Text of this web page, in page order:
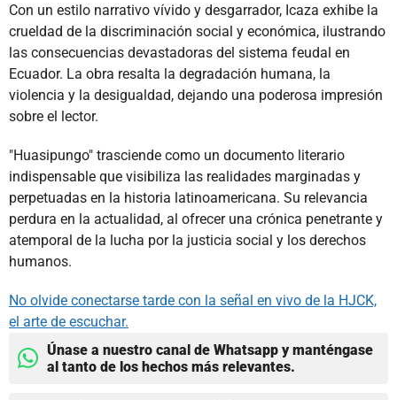
Con un estilo narrativo vívido y desgarrador, Icaza exhibe la
crueldad de la discriminación social y económica, ilustrando
las consecuencias devastadoras del sistema feudal en
Ecuador. La obra resalta la degradación humana, la
violencia y la desigualdad, dejando una poderosa impresión
sobre el lector.
"Huasipungo" trasciende como un documento literario
indispensable que visibiliza las realidades marginadas y
perpetuadas en la historia latinoamericana. Su relevancia
perdura en la actualidad, al ofrecer una crónica penetrante y
atemporal de la lucha por la justicia social y los derechos
humanos.
No olvide conectarse tarde con la señal en vivo de la HJCK,
el arte de escuchar.
Únase a nuestro canal de Whatsapp y manténgase
al tanto de los hechos más relevantes.